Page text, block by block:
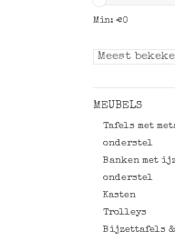
Min: €0
MEUBELS
Tafels met
onderstel
Banken met
onderstel
Kasten
Trolleys
Bijzettafels